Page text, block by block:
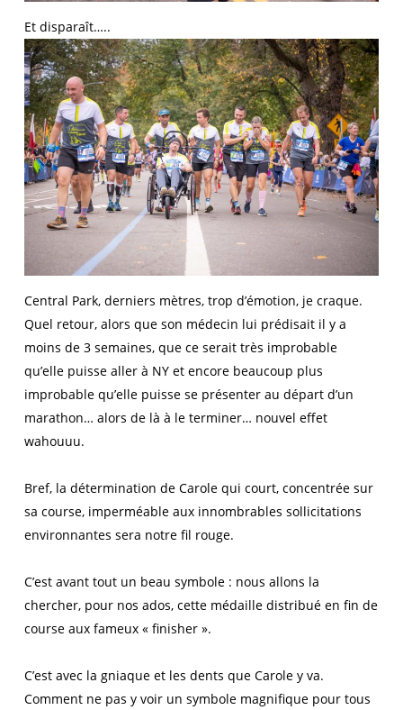
Et disparaît…..
Central Park, derniers mètres, trop d’émotion, je craque.
Quel retour, alors que son médecin lui prédisait il y a
moins de 3 semaines, que ce serait très improbable
qu’elle puisse aller à NY et encore beaucoup plus
improbable qu’elle puisse se présenter au départ d’un
marathon… alors de là à le terminer… nouvel effet
wahouuu.
Bref, la détermination de Carole qui court, concentrée sur
sa course, imperméable aux innombrables sollicitations
environnantes sera notre fil rouge.
C’est avant tout un beau symbole : nous allons la
chercher, pour nos ados, cette médaille distribué en fin de
course aux fameux « finisher ».
C’est avec la gniaque et les dents que Carole y va.
Comment ne pas y voir un symbole magnifique pour tous